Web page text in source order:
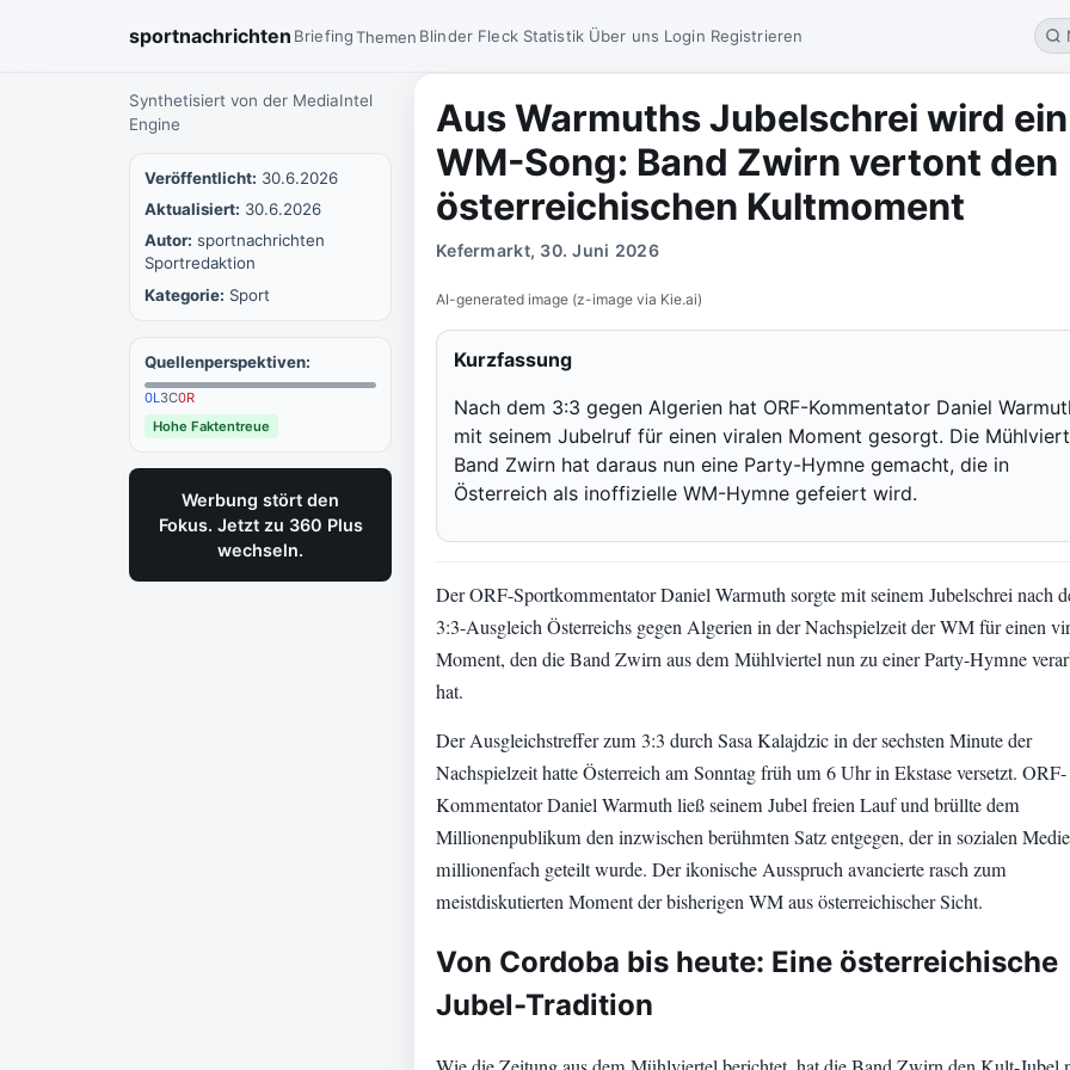
sportnachrichten BriefingThemen Blinder Fleck Statistik Über uns Login Registrieren
Synthetisiert von der MediaIntel
Engine
Veröffentlicht: 30.6.2026
Aktualisiert: 30.6.2026
Autor: sportnachrichten
Sportredaktion
Kategorie: Sport
Quellenperspektiven:
0L3C0R
Hohe Faktentreue
Werbung stört den
Fokus. Jetzt zu 360 Plus
wechseln.
Aus Warmuths Jubelschrei wird ein
WM-Song: Band Zwirn vertont den
österreichischen Kultmoment
Kefermarkt, 30. Juni 2026
AI-generated image (z-image via Kie.ai)
Kurzfassung
Nach dem 3:3 gegen Algerien hat ORF-Kommentator Daniel
mit seinem Jubelruf für einen viralen Moment gesorgt. Die
Band Zwirn hat daraus nun eine Party-Hymne gemacht, die in
Österreich als inoffizielle WM-Hymne gefeiert wird.
Der ORF-Sportkommentator Daniel Warmuth sorgte mit seinem Jubelschrei nach
3:3-Ausgleich Österreichs gegen Algerien in der Nachspielzeit der WM für einen
Moment, den die Band Zwirn aus dem Mühlviertel nun zu einer Party-Hymne
hat.
Der Ausgleichstreffer zum 3:3 durch Sasa Kalajdzic in der sechsten Minute der
Nachspielzeit hatte Österreich am Sonntag früh um 6 Uhr in Ekstase versetzt. ORF-
Kommentator Daniel Warmuth ließ seinem Jubel freien Lauf und brüllte dem
Millionenpublikum den inzwischen berühmten Satz entgegen, der in sozialen
millionenfach geteilt wurde. Der ikonische Ausspruch avancierte rasch zum
meistdiskutierten Moment der bisherigen WM aus österreichischer Sicht.
Von Cordoba bis heute: Eine österreichische
Jubel-Tradition